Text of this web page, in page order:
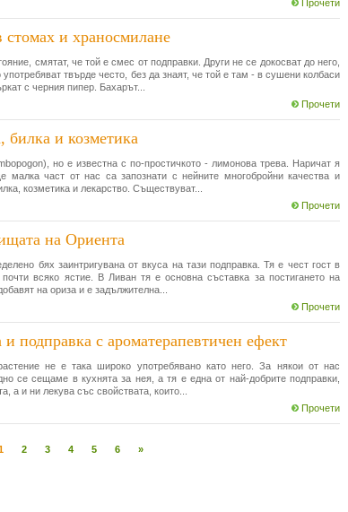
Прочети
стомах и храносмилане
смятат, че той е смес от подправки. Други не се докосват до него,
твърде често, без да знаят, че той е там - в сушени колбаси
с черния пипер. Бахарът...
Прочети
билка и козметика
но е известна с по-простичкото - лимонова трева. Наричат я
част от нас са запознати с нейните многобройни качества и
козметика и лекарство. Съществуват...
Прочети
на Ориента
бях заинтригувана от вкуса на тази подправка. Тя е чест гост в
всяко ястие. В Ливан тя е основна съставка за постигането на
на ориза и е задължителна...
Прочети
подправка с ароматерапевтичен ефект
не е така широко употребявано като него. За някои от нас
се сещаме в кухнята за нея, а тя е една от най-добрите подправки,
а и ни лекува със свойствата, които...
Прочети
2 3 4 5 6 »